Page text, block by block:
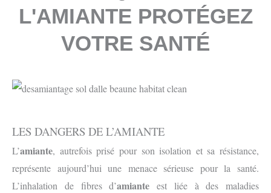
L'AMIANTE PROTÉGEZ
VOTRE SANTÉ
LES DANGERS DE L’AMIANTE
L’amiante, autrefois prisé pour son isolation et sa résistance,
représente aujourd’hui une menace sérieuse pour la santé.
L’inhalation de fibres d’amiante est liée à des maladies